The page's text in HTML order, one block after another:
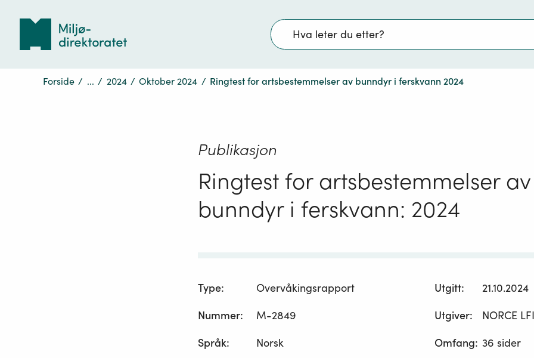
Søk
Forside / ... / 2024 / Oktober 2024 / Ringtest for artsbestemmelser av bunndyr i ferskvann 2024
Publikasjon
Ringtest for artsbestemmelser av
bunndyr i ferskvann: 2024
Type: Overvåkingsrapport Utgitt:
21.10.2024
Nummer: M-2849 Utgiver:
NORCE LFI
Språk: Norsk Omfang: 36 sider